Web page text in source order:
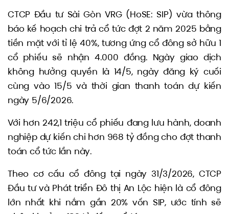
CTCP Đầu tư Sài Gòn VRG (HoSE: SIP) vừa thông
báo kế hoạch chi trả cổ tức đợt 2 năm 2025 bằng
tiền mặt với tỉ lệ 40%, tương ứng cổ đông sở hữu 1
cổ phiếu sẽ nhận 4.000 đồng. Ngày giao dịch
không hưởng quyền là 14/5, ngày đăng ký cuối
cùng vào 15/5 và thời gian thanh toán dự kiến
ngày 5/6/2026.
Với hơn 242,1 triệu cổ phiếu đang lưu hành, doanh
nghiệp dự kiến chi hơn 968 tỷ đồng cho đợt thanh
toán cổ tức lần này.
Theo cơ cấu cổ đông tại ngày 31/3/2026, CTCP
Đầu tư và Phát triển Đô thị An Lộc hiện là cổ đông
lớn nhất khi nắm gần 20% vốn SIP, ước tính sẽ